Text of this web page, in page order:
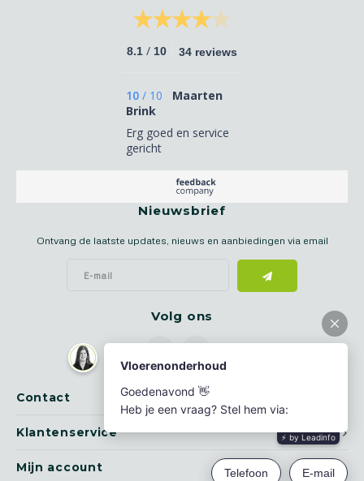
Contact
Nieuwsbrief
Ontvang de laatste updates, nieuws en aanbiedingen via email
Volg ons
8.1 / 10 34 reviews
10 / 10
Maarten
Brink
Erg goed en service
gericht
Klantenservice
Mijn account